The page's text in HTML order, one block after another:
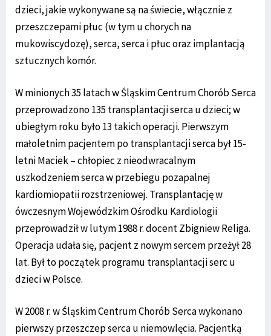
dzieci, jakie wykonywane są na świecie, włącznie z
przeszczepami płuc (w tym u chorych na
mukowiscydozę), serca, serca i płuc oraz implantacją
sztucznych komór.
W minionych 35 latach w Śląskim Centrum Chorób Serca
przeprowadzono 135 transplantacji serca u dzieci; w
ubiegłym roku było 13 takich operacji. Pierwszym
małoletnim pacjentem po transplantacji serca był 15-
letni Maciek – chłopiec z nieodwracalnym
uszkodzeniem serca w przebiegu pozapalnej
kardiomiopatii rozstrzeniowej. Transplantację w
ówczesnym Wojewódzkim Ośrodku Kardiologii
przeprowadził w lutym 1988 r. docent Zbigniew Religa.
Operacja udała się, pacjent z nowym sercem przeżył 28
lat. Był to początek programu transplantacji serc u
dzieci w Polsce.
W 2008 r. w Śląskim Centrum Chorób Serca wykonano
pierwszy przeszczep serca u niemowlęcia. Pacjentką